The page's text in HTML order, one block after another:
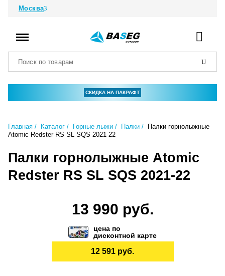
Москва
СКИДКА НА ПАКРАФТ
Главная Каталог Горные лыжи Палки
Палки горнолыжные
Atomic Redster RS SL SQS 2021-22
Палки горнолыжные Atomic
Redster RS SL SQS 2021-22
13 990 руб.
цена по
дисконтной карте
12 591 руб.